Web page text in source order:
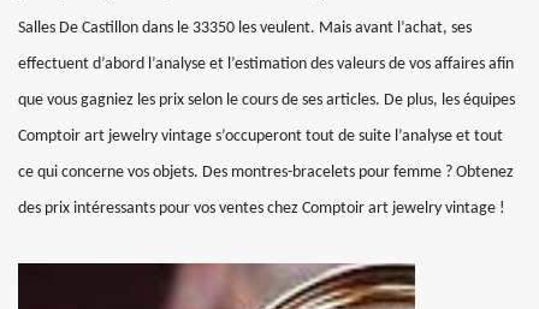
Salles De Castillon dans le 33350 les veulent. Mais avant l’achat, ses
effectuent d’abord l’analyse et l’estimation des valeurs de vos affaires afin
que vous gagniez les prix selon le cours de ses articles. De plus, les équipes
Comptoir art jewelry vintage s’occuperont tout de suite l’analyse et tout
ce qui concerne vos objets. Des montres-bracelets pour femme ? Obtenez
des prix intéressants pour vos ventes chez Comptoir art jewelry vintage !